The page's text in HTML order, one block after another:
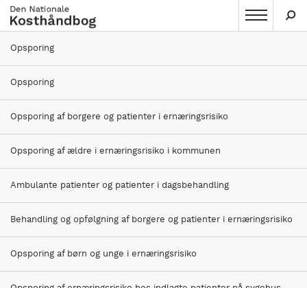
Gå
Opsporing
Opsporing
Opsporing af borgere og patienter i ernæringsrisiko
Opsporing af ældre i ernæringsrisiko i kommunen
Ambulante patienter og patienter i dagsbehandling
Behandling og opfølgning af borgere og patienter i ernæringsrisiko
Opsporing af børn og unge i ernæringsrisiko
Raske Voksne
Alle som ikke er i ernæringsrisiko, dvs. har en score =
ernæringsmæssig sammenhæng.
diætkrævende tilstand kan findes under den
ernæringsrisiko eller ej.
Normalvægt
Vegetarer
Andre kulturer
Gravide